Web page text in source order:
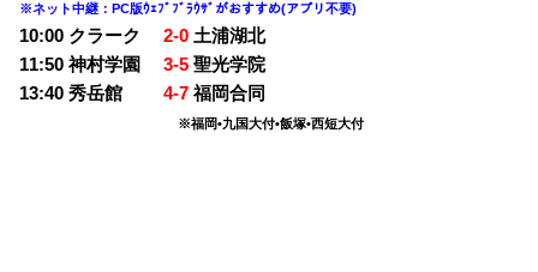
※ネット中継：PC版ｳｪﾌﾞﾌﾞﾗｳｻﾞがおすすめ(アプリ不要)
10:00 クラーク2-0 土浦湖北
11:50 神村学園3-5 聖光学院
13:40 秀岳館4-7 福岡合同
※福岡•九国大付•飯塚•西短大付